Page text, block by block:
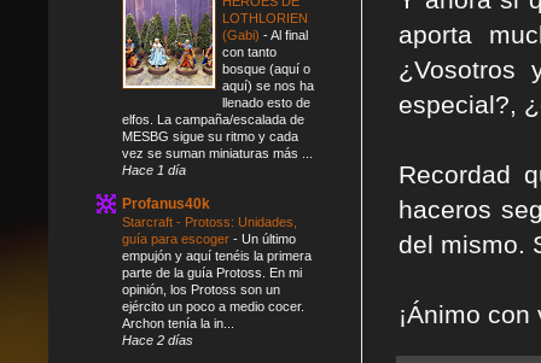
aporta
¿Vosotros
especial?,
Recordad
haceros
del mismo.
¡Ánimo
LOTHLORIEN
(Gabi) -Al final
con tanto
bosque (aquí o
aquí) se nos ha
llenado esto de
elfos. La campaña/escalada de
MESBG sigue su ritmo y cada
vez se suman miniaturas más ...
Hace 1 día
Profanus40k
Starcraft - Protoss: Unidades,
guía para escoger - Un último
empujón y aquí tenéis la primera
parte de la guía Protoss. En mi
opinión, los Protoss son un
ejército un poco a medio cocer.
Archon tenía la in...
Hace 2 días